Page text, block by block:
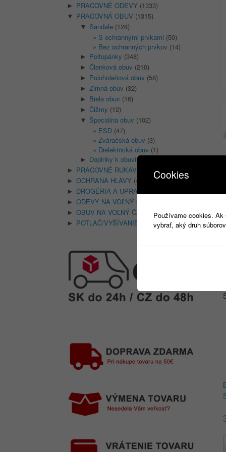
► PRACOVNÉ ODEVY (1333)
▼ PRACOVNÁ OBUV (1315)
▼ Sandale (128)
S ochrannými prvkami (50)
Bez ochranných prvkov (14)
► Poltopánky (348)
► Členková obuv (210)
► Poloholeňová obuv (58)
► Zimná obuv (32)
► Biela obuv (16)
► Čižmy (12)
▼ Špeciálna obuv (102)
ESD (47)
Zváračská obuv (3)
Dielektrická obuv (1)
► Doplnky k obuvi(16)
► PRACOVNÉ RUKAVICE (346)
► OCHRANA HLAVY (400)
► DROGÉRIA A UPRATOVANIE
► ODEVY NA VOĽNÝ ČAS
► OBUV NA VOĽNÝ ČAS (74)
► POTLAČ/VYŠÍVANIE
Cookies
Používame cookies.
vybrať, aký druh